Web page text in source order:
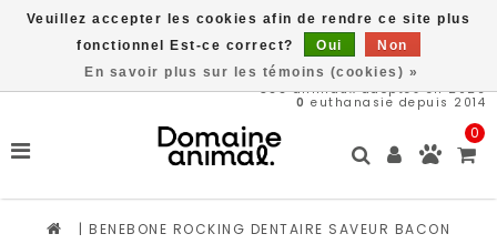
566animaux adoptés en 2026
0 euthanasie depuis 2014
0
|BENEBONE ROCKING DENTAIRE SAVEUR BACON
Veuillez accepter les cookies afin de rendre ce site plus
fonctionnel Est-ce correct?
Oui
Non
En savoir plus sur les témoins (cookies) »
Livraison gratuite à partir de 89$*